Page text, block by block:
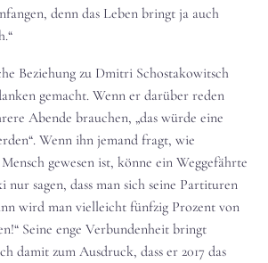
denn das Leben bringt ja auch
Beziehung zu Dmitri Schostakowitsch
gemacht. Wenn er darüber reden
Abende brauchen, „das würde eine
Wenn ihn jemand fragt, wie
gewesen ist, könne ein Weggefährte
nur sagen, dass man sich seine Partituren
wird man vielleicht fünfzig Prozent von
Seine enge Verbundenheit bringt
damit zum Ausdruck, dass er 2017 das